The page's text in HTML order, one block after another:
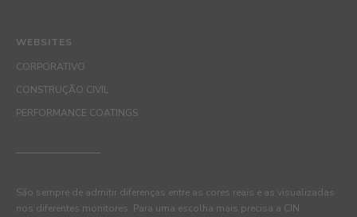
WEBSITES
CORPORATIVO
CONSTRUÇÃO CIVIL
PERFORMANCE COATINGS
São sempre de admitir diferenças entre as cores reais e as visualizadas
nos diferentes monitores. Para uma escolha mais precisa a CIN